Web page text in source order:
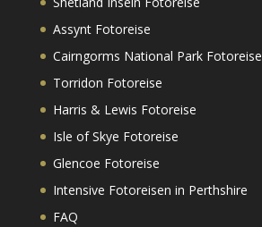
Assynt Fotoreise
Cairngorms National Park Fotoreise
Torridon Fotoreise
Harris & Lewis Fotoreise
Isle of Skye Fotoreise
Glencoe Fotoreise
Intensive Fotoreisen in Perthshire
FAQ